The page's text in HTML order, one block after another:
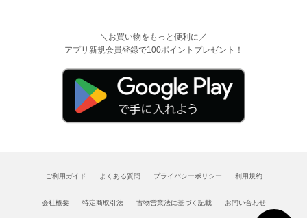
＼お買い物をもっと便利に／
アプリ新規会員登録で100ポイントプレゼント！
ご利用ガイド よくある質問 プライバシーポリシー 利用規約
会社概要 特定商取引法 古物営業法に基づく記載 お問い合わせ